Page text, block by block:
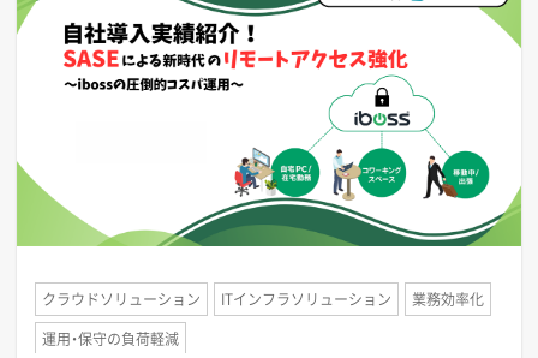
クラウドソリューション ITインフラソリューション
業務効率化
運用・保守の負荷軽減